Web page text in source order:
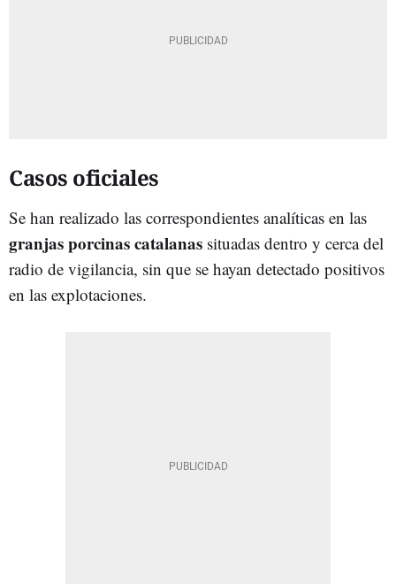
Casos oficiales
Se han realizado las correspondientes analíticas en las
granjas porcinas catalanas situadas dentro y cerca del
radio de vigilancia, sin que se hayan detectado positivos
en las explotaciones.